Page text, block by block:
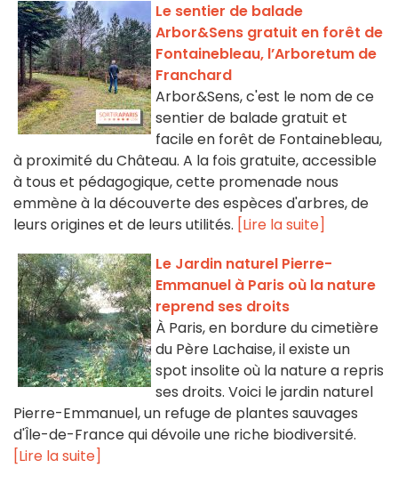
Le sentier de balade
Arbor&Sens gratuit en forêt de
Fontainebleau, l’Arboretum de
Franchard
Arbor&Sens, c'est le nom de ce
sentier de balade gratuit et
facile en forêt de Fontainebleau,
à proximité du Château. A la fois gratuite, accessible
à tous et pédagogique, cette promenade nous
emmène à la découverte des espèces d'arbres, de
leurs origines et de leurs utilités. [Lire la suite]
Le Jardin naturel Pierre-
Emmanuel à Paris où la nature
reprend ses droits
À Paris, en bordure du cimetière
du Père Lachaise, il existe un
spot insolite où la nature a repris
ses droits. Voici le jardin naturel
Pierre-Emmanuel, un refuge de plantes sauvages
d'Île-de-France qui dévoile une riche biodiversité.
[Lire la suite]